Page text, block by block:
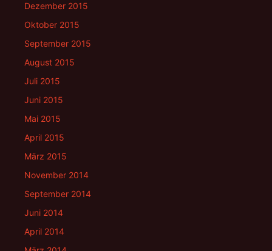
Dezember 2015
Oktober 2015
September 2015
August 2015
Juli 2015
Juni 2015
Mai 2015
April 2015
März 2015
November 2014
September 2014
Juni 2014
April 2014